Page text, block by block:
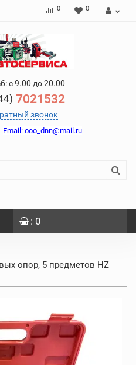
0 0
с 9.00 до 20.00
7021532
звонок
Email: ooo_dnn@mail.ru
: 0
опор, 5 предметов HZ